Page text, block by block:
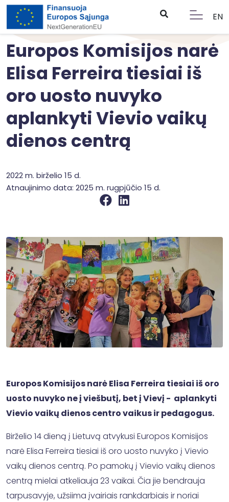
EN
Europos Komisijos narė
Elisa Ferreira tiesiai iš
oro uosto nuvyko
aplankyti Vievio vaikų
dienos centrą
2022 m. birželio 15 d.
Atnaujinimo data: 2025 m. rugpjūčio 15 d.
Europos Komisijos narė Elisa Ferreira tiesiai iš oro
uosto nuvyko ne į viešbutį, bet į Vievį - aplankyti
Vievio vaikų dienos centro vaikus ir pedagogus.
Birželio 14 dieną į Lietuvą atvykusi Europos Komisijos
narė Elisa Ferreira tiesiai iš oro uosto nuvyko į Vievio
vaikų dienos centrą. Po pamokų į Vievio vaikų dienos
centrą mielai atkeliauja 23 vaikai. Čia jie bendrauja
tarpusavyje, užsiima įvairiais rankdarbiais ir noriai